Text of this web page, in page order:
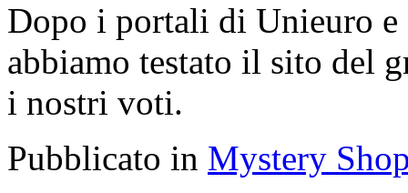
Dopo i portali di Unieuro
abbiamo testato il sito del
i nostri voti.
Pubblicato in Mystery